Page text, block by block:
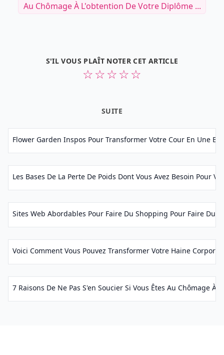
Au Chômage À L'obtention De Votre Diplôme ...
S'IL VOUS PLAÎT NOTER CET ARTICLE
☆
☆
☆
☆
☆
SUITE
Flower Garden Inspos Pour Transformer Votre Cour En Une
Les Bases De La Perte De Poids Dont Vous Avez Besoin Pour
Sites Web Abordables Pour Faire Du Shopping Pour Faire Du
Voici Comment Vous Pouvez Transformer Votre Haine
7 Raisons De Ne Pas S'en Soucier Si Vous Êtes Au Chômage À